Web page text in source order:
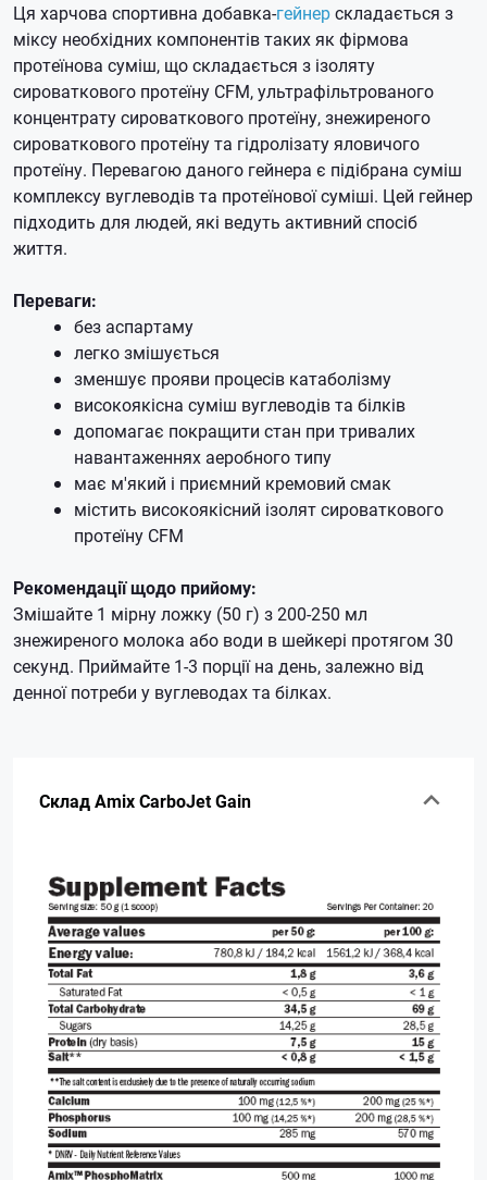
Ця харчова спортивна добавка-гейнерскладається з
міксу необхідних компонентів таких як фірмова
протеїнова суміш, що складається з ізоляту
сироваткового протеїну CFM, ультрафільтрованого
концентрату сироваткового протеїну, знежиреного
сироваткового протеїну та гідролізату яловичого
протеїну. Перевагою даного гейнера є підібрана суміш
комплексу вуглеводів та протеїнової суміші. Цей гейнер
підходить для людей, які ведуть активний спосіб
життя.
Переваги:
без аспартаму
легко змішується
зменшує прояви процесів катаболізму
високоякісна суміш вуглеводів та білків
допомагає покращити стан при тривалих
навантаженнях аеробного типу
має м'який і приємний кремовий смак
містить високоякісний ізолят сироваткового
протеїну CFM
Рекомендації щодо прийому:
Змішайте 1 мірну ложку (50 г) з 200-250 мл
знежиреного молока або води в шейкері протягом 30
секунд. Приймайте 1-3 порції на день, залежно від
денної потреби у вуглеводах та білках.
Склад Amix CarboJet Gain